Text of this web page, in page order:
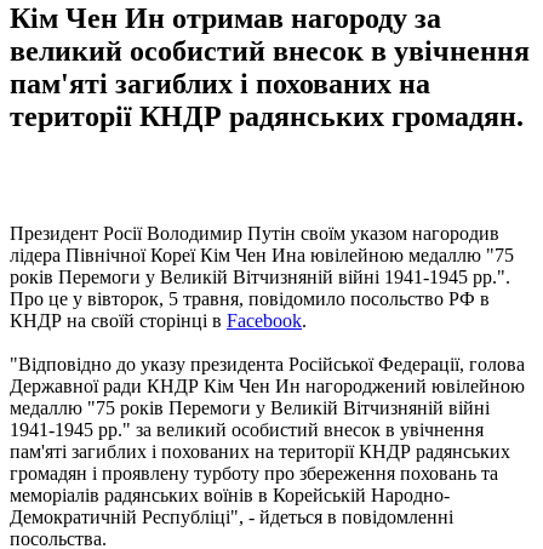
Кім Чен Ин отримав нагороду за
великий особистий внесок в увічнення
пам'яті загиблих і похованих на
території КНДР радянських громадян.
Президент Росії Володимир Путін своїм указом нагородив
лідера Північної Кореї Кім Чен Ина ювілейною медаллю "75
років Перемоги у Великій Вітчизняній війні 1941-1945 рр.".
Про це у вівторок, 5 травня, повідомило посольство РФ в
КНДР на своїй сторінці в Facebook.
"Відповідно до указу президента Російської Федерації, голова
Державної ради КНДР Кім Чен Ин нагороджений ювілейною
медаллю "75 років Перемоги у Великій Вітчизняній війні
1941-1945 рр." за великий особистий внесок в увічнення
пам'яті загиблих і похованих на території КНДР радянських
громадян і проявлену турботу про збереження поховань та
меморіалів радянських воїнів в Корейській Народно-
Демократичній Республіці", - йдеться в повідомленні
посольства.